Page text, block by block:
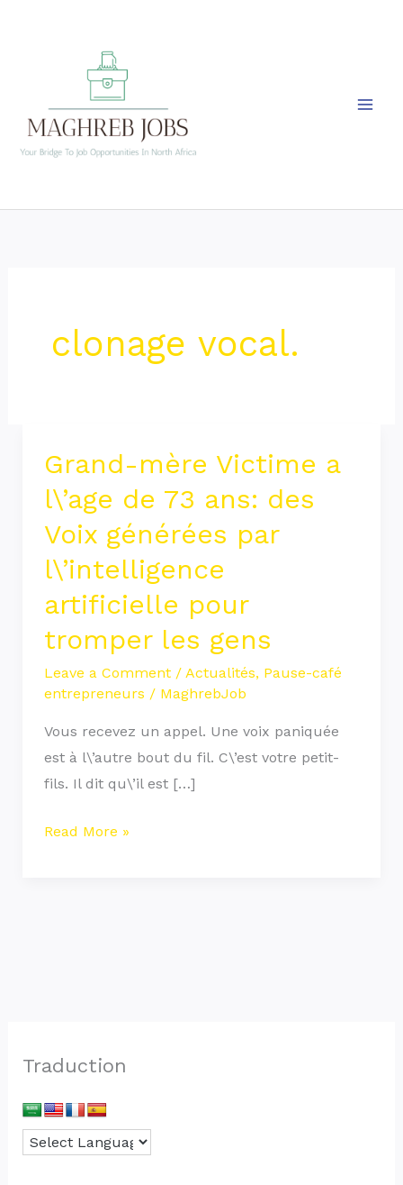
clonage vocal.
Grand-mère Victime a
l\’age de 73 ans: des
Voix générées par
l\’intelligence
artificielle pour
tromper les gens
Leave a Comment / Actualités, Pause-café
entrepreneurs / MaghrebJob
Vous recevez un appel. Une voix paniquée
est à l\’autre bout du fil. C\’est votre petit-
fils. Il dit qu\’il est […]
Grand-
Victime
a
l\’age
73
ans:
des
Voix
pour
Read More »
Traduction